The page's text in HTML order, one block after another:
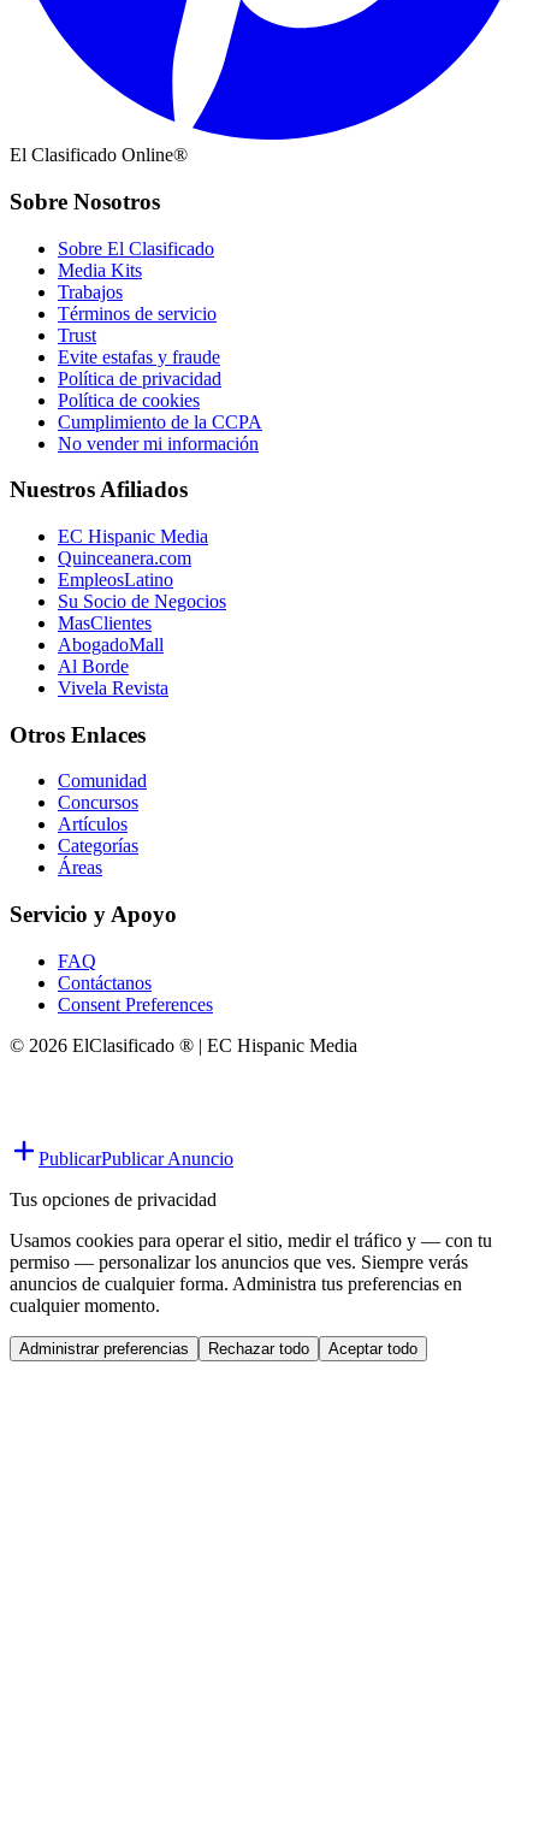
El Clasificado Online®
Sobre Nosotros
Sobre El Clasificado
Media Kits
Trabajos
Términos de servicio
Trust
Evite estafas y fraude
Política de privacidad
Política de cookies
Cumplimiento de la CCPA
No vender mi información
Nuestros Afiliados
EC Hispanic Media
Quinceanera.com
EmpleosLatino
Su Socio de Negocios
MasClientes
AbogadoMall
Al Borde
Vivela Revista
Otros Enlaces
Comunidad
Concursos
Artículos
Categorías
Áreas
Servicio y Apoyo
FAQ
Contáctanos
Consent Preferences
© 2026 ElClasificado ® | EC Hispanic Media
PublicarPublicar Anuncio
Tus opciones de privacidad
Usamos cookies para operar el sitio, medir el tráfico y — con tu
permiso — personalizar los anuncios que ves. Siempre verás
anuncios de cualquier forma. Administra tus preferencias en
cualquier momento.
Administrar preferencias Rechazar todo Aceptar todo